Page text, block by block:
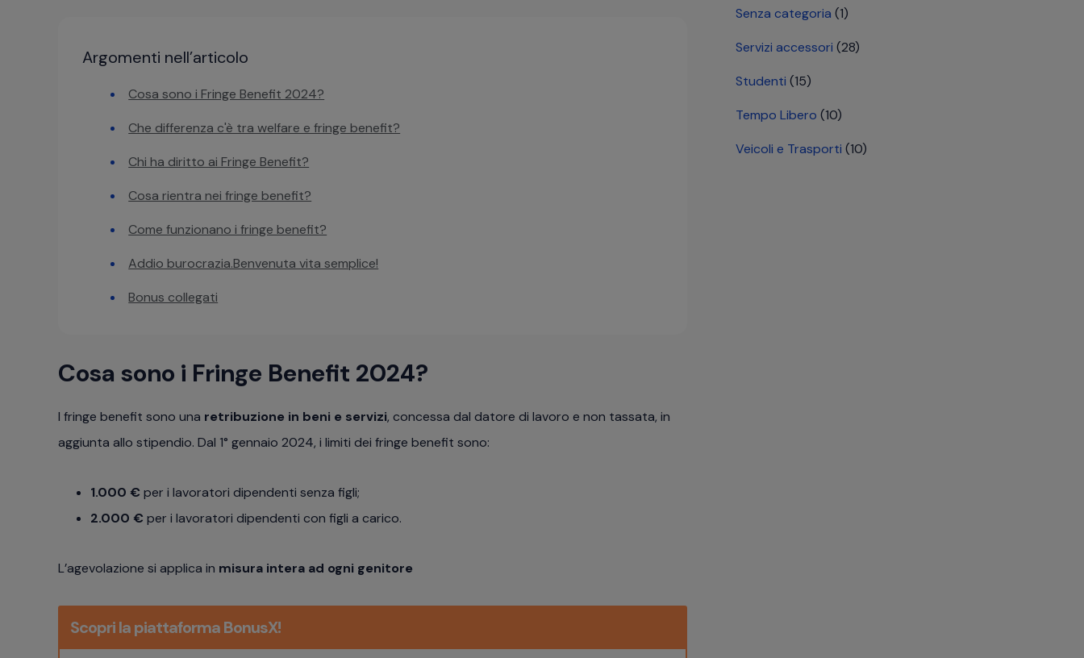
Argomenti nell’articolo
Cosa sono i Fringe Benefit 2024?
Che differenza c'è tra welfare e fringe benefit?
Chi ha diritto ai Fringe Benefit?
Cosa rientra nei fringe benefit?
Come funzionano i fringe benefit?
Addio burocrazia.Benvenuta vita semplice!
Bonus collegati
Cosa sono i Fringe Benefit 2024?
I fringe benefit sono una retribuzione in beni e servizi, concessa dal datore di lavoro e non tassata, in
aggiunta allo stipendio. Dal 1° gennaio 2024, i limiti dei fringe benefit sono:
1.000 € per i lavoratori dipendenti senza figli;
2.000 € per i lavoratori dipendenti con figli a carico.
L’agevolazione si applica in misura intera ad ogni genitore
Scopri la piattaforma BonusX!
Senza categoria (1)
Servizi accessori (28)
Studenti (15)
Tempo Libero (10)
Veicoli e Trasporti (10)